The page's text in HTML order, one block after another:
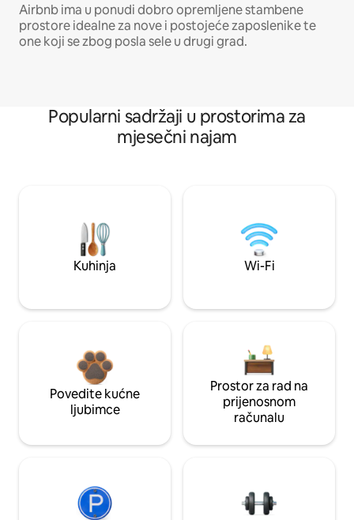
Airbnb ima u ponudi dobro opremljene stambene
prostore idealne za nove i postojeće zaposlenike te
one koji se zbog posla sele u drugi grad.
Popularni sadržaji u prostorima za
mjesečni najam
Kuhinja Wi-Fi
Povedite kućne
ljubimce
Prostor za rad na
prijenosnom
računalu